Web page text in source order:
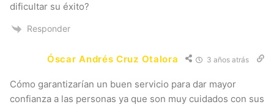
dificultar su éxito?
Responder
Óscar Andrés Cruz Otalora 3 años atrás
Cómo garantizarían un buen servicio para dar mayor
confianza a las personas ya que son muy cuidados con sus